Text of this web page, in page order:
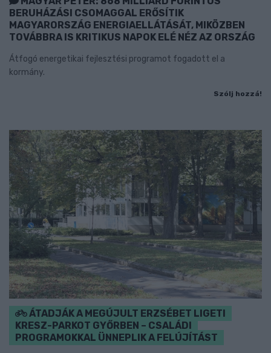
BERUHÁZÁSI CSOMAGGAL ERŐSÍTIK
MAGYARORSZÁG ENERGIAELLÁTÁSÁT, MIKÖZBEN
TOVÁBBRA IS KRITIKUS NAPOK ELÉ NÉZ AZ ORSZÁG
Átfogó energetikai fejlesztési programot fogadott el a
kormány.
Szólj hozzá!
ÁTADJÁK A MEGÚJULT ERZSÉBET LIGETI
KRESZ-PARKOT GYŐRBEN – CSALÁDI
PROGRAMOKKAL ÜNNEPLIK A FELÚJÍTÁST